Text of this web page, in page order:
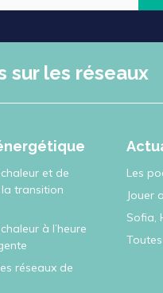
sur les réseaux
et de
transition
à l’heure
réseaux de
Les
Jouer
Sofia,